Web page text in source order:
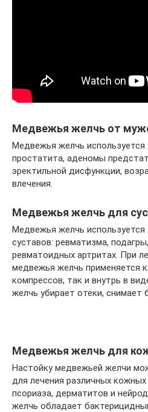
Медвежья желчь от
Медвежья желчь
простатита, аденомы
эректильной дисфункции,
влечения.
Медвежья желчь для
Медвежья желчь используется
суставов: ревматизма,
ревматоидных артритах. При
медвежья желчь применяется
компрессов, так и внутрь в
желчь убирает отеки, снимает
Медвежья желчь для
Настойку медвежьей желчи
для лечения различных кожных
псориаза, дерматитов и
желчь обладает